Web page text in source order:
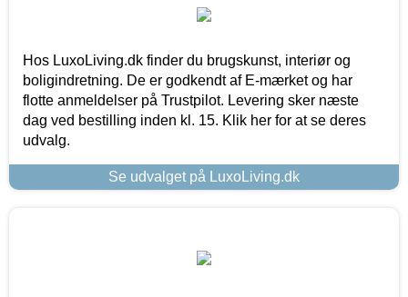
Hos LuxoLiving.dk finder du brugskunst, interiør og
boligindretning. De er godkendt af E-mærket og har
flotte anmeldelser på Trustpilot. Levering sker næste
dag ved bestilling inden kl. 15. Klik her for at se deres
udvalg.
Se udvalget på LuxoLiving.dk